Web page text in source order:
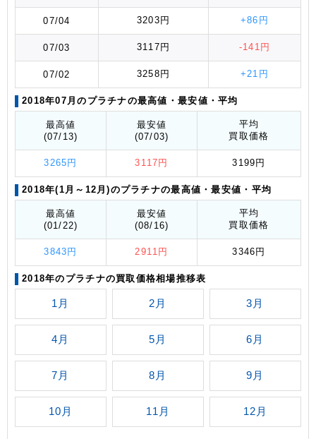
07/04 3203円 +86円
07/03 3117円 -141円
07/02 3258円 +21円
2018年07月のプラチナの最高値 ・最安値 ・平均
最高値
(07/13)
最安値
(07/03)
平均
買取価格
3265円 3117円 3199円
2018年(1月～12月)のプラチナの最高値 ・最安値 ・平均
最高値
(01/22)
最安値
(08/16)
平均
買取価格
3843円 2911円 3346円
2018年のプラチナの買取価格相場推移表
1月 2月 3月
4月 5月 6月
7月 8月 9月
10月 11月 12月